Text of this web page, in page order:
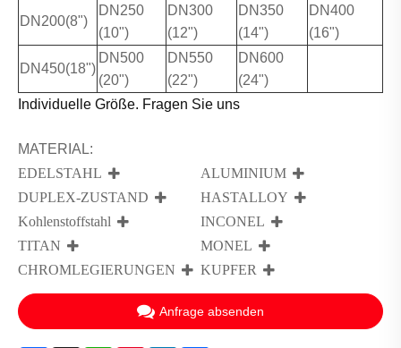
DN200(8")
DN250
(10")
DN300
(12")
DN350
(14")
DN400
(16")
DN450(18")
DN500
(20")
DN550
(22")
DN600
(24")
Individuelle Größe. Fragen Sie uns
MATERIAL:
EDELSTAHL
DUPLEX-ZUSTAND
Kohlenstoffstahl
TITAN
CHROMLEGIERUNGEN
ALUMINIUM
HASTALLOY
INCONEL
MONEL
KUPFER
Anfrage absenden